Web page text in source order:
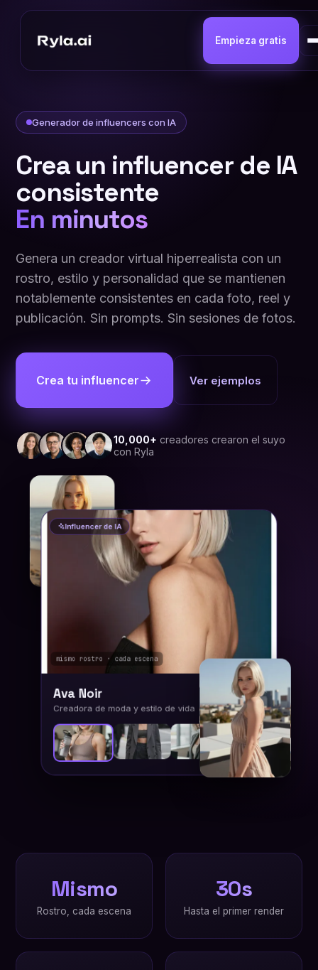
Empieza gratis
Generador de influencers con IA
Crea un influencer de IA
consistente
En minutos
Genera un creador virtual hiperrealista con un
rostro, estilo y personalidad que se mantienen
notablemente consistentes en cada foto, reel y
publicación. Sin prompts. Sin sesiones de fotos.
Crea tu influencer Ver ejemplos
10,000+ creadores crearon el suyo
con Ryla
Influencer de IA
mismo rostro · cada escena
Ava Noir
Creadora de moda y estilo de vida
+
Mismo
Rostro, cada escena
30s
Hasta el primer render